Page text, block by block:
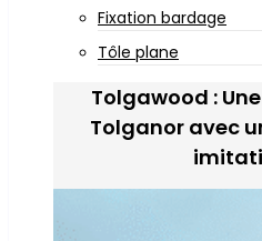
Fixation bardage
Tôle plane
Tolgawood :
Tolganor avec